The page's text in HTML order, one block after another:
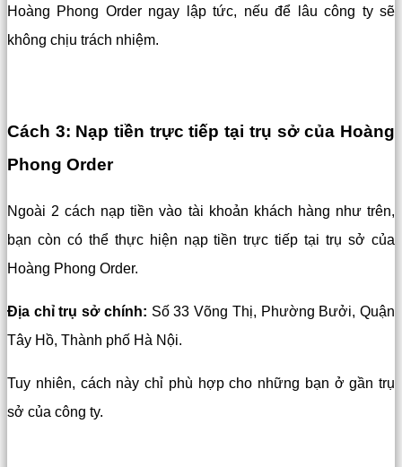
Hoàng Phong Order ngay lập tức, nếu để lâu công ty sẽ
không chịu trách nhiệm.
Cách 3: Nạp tiền trực tiếp tại trụ sở của Hoàng
Phong Order
Ngoài 2 cách nạp tiền vào tài khoản khách hàng như trên,
bạn còn có thể thực hiện nạp tiền trực tiếp tại trụ sở của
Hoàng Phong Order.
Địa chỉ trụ sở chính: Số 33 Võng Thị, Phường Bưởi, Quận
Tây Hồ, Thành phố Hà Nội.
Tuy nhiên, cách này chỉ phù hợp cho những bạn ở gần trụ
sở của công ty.